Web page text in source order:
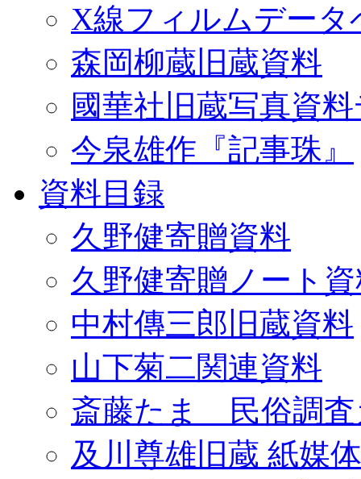
X線フィルムデータ
森岡柳蔵旧蔵資料
國華社旧蔵写真資
今泉雄作『記事珠』
資料目録
久野健寄贈資料
久野健寄贈ノート
中村傳三郎旧蔵資料
山下菊二関連資料
斎藤たま 民俗調査
及川尊雄旧蔵 紙媒